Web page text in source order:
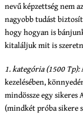
nevű képzettség nem
nagyobb tudást
hogy hogyan is
kitaláljuk mit is
1. kategória (1500 Tp):
kezelésében,
mindössze egy
(mindkét próba sikere